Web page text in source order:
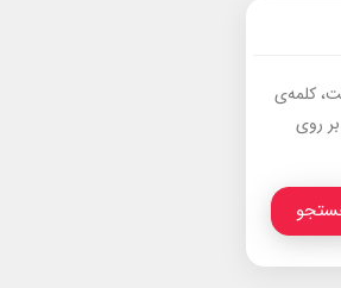
کلمه‌ی
روی